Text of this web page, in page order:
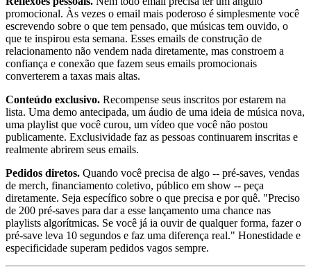
promocional. Às vezes o email mais poderoso é simplesmente você
escrevendo sobre o que tem pensado, que músicas tem ouvido, o
que te inspirou esta semana. Esses emails de construção de
relacionamento não vendem nada diretamente, mas constroem a
confiança e conexão que fazem seus emails promocionais
converterem a taxas mais altas.
Conteúdo exclusivo. Recompense seus inscritos por estarem na
lista. Uma demo antecipada, um áudio de uma ideia de música nova,
uma playlist que você curou, um vídeo que você não postou
publicamente. Exclusividade faz as pessoas continuarem inscritas e
realmente abrirem seus emails.
Pedidos diretos. Quando você precisa de algo -- pré-saves, vendas
de merch, financiamento coletivo, público em show -- peça
diretamente. Seja específico sobre o que precisa e por quê. "Preciso
de 200 pré-saves para dar a esse lançamento uma chance nas
playlists algorítmicas. Se você já ia ouvir de qualquer forma, fazer o
pré-save leva 10 segundos e faz uma diferença real." Honestidade e
especificidade superam pedidos vagos sempre.